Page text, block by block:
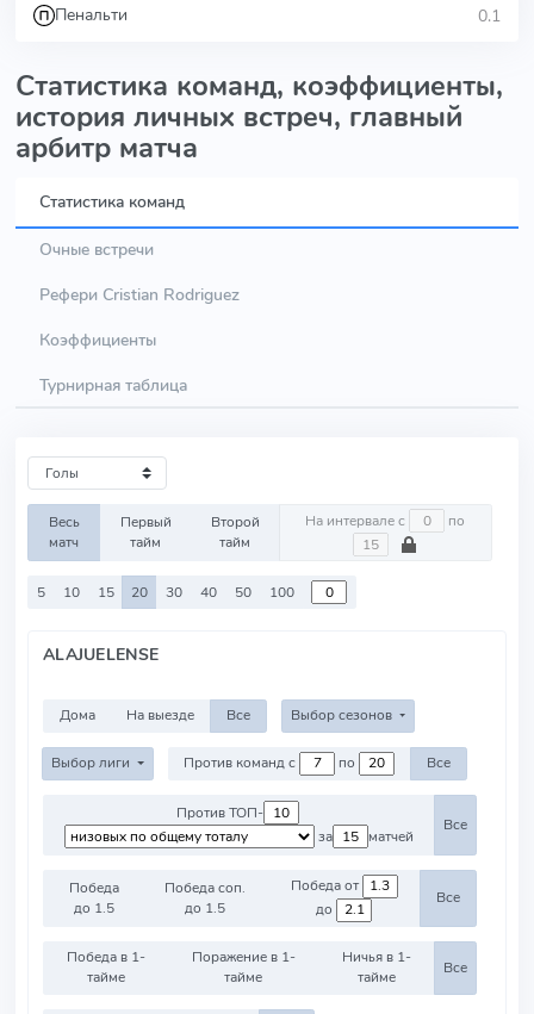
Пенальти 0.1
Статистика команд, коэффициенты,
история личных встреч, главный
арбитр матча
Статистика команд
Очные встречи
Рефери Cristian Rodriguez
Коэффициенты
Турнирная таблица
Весь
матч
Первый
тайм
Второй
тайм
На интервале с по
5 10 15 20 30 40 50 100
ALAJUELENSE
Дома На выезде Все Выбор сезонов
Выбор лиги Против команд с по Все
Против ТОП-
за
матчей
Все
Победа
до 1.5
Победа соп.
до 1.5
Победа от
до
Все
Победа в 1-
тайме
Поражение в 1-
тайме
Ничья в 1-
тайме
Все